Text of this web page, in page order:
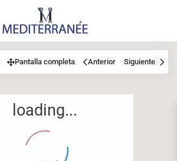
loading...
Pantalla completa Anterior Siguiente